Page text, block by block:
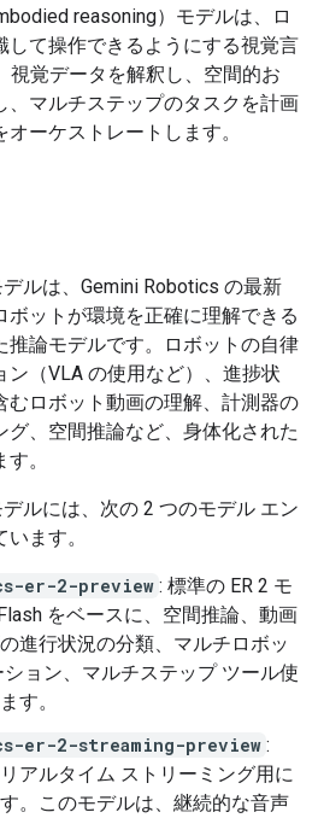
reasoning）モデルは、ロ
して操作できるようにする視覚言
視覚データを解釈し、空間的お
、マルチステップのタスクを計画
ーケストレートします。
ルは、Gemini Robotics の最新
ボットが環境を正確に理解できる
推論モデルです。ロボットの自律
ン（VLA の使用など）、進捗状
むロボット動画の理解、計測器の
、空間推論など、身体化された
。
ルには、次の 2 つのモデル エン
ます。
er-2-preview : 標準の ER 2 モ
をベースに、空間推論、動画
進行状況の分類、マルチロボッ
ション、マルチステップ ツール使
す。
er-2-streaming-preview :
アルタイム ストリーミング用に
。このモデルは、継続的な音声